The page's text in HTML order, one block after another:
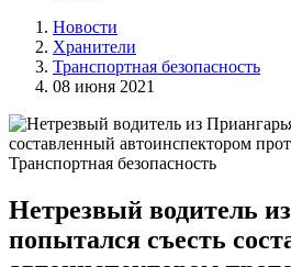
Новости
Хранители
Транспортная безопасность
08 июня 2021
Транспортная безопасность
Нетрезвый водитель
попытался съесть